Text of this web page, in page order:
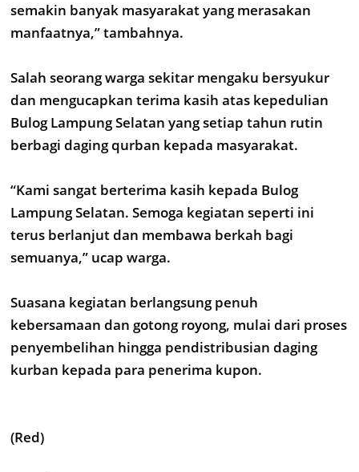
semakin banyak masyarakat yang merasakan
manfaatnya,” tambahnya.
Salah seorang warga sekitar mengaku bersyukur
dan mengucapkan terima kasih atas kepedulian
Bulog Lampung Selatan yang setiap tahun rutin
berbagi daging qurban kepada masyarakat.
“Kami sangat berterima kasih kepada Bulog
Lampung Selatan. Semoga kegiatan seperti ini
terus berlanjut dan membawa berkah bagi
semuanya,” ucap warga.
Suasana kegiatan berlangsung penuh
kebersamaan dan gotong royong, mulai dari proses
penyembelihan hingga pendistribusian daging
kurban kepada para penerima kupon.
(Red)